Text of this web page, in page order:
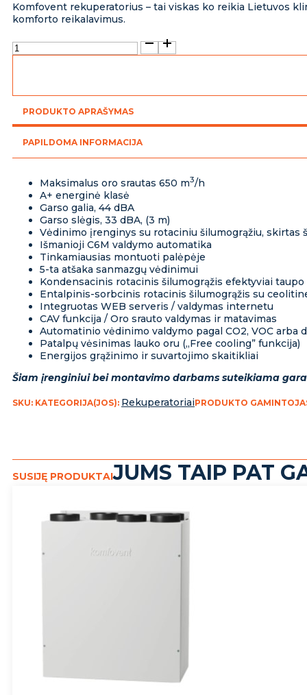
Komfovent rekuperatorius – tai viskas ko reikia Lietuvos
komforto reikalavimus.
produkto
kiekis:
C6M
PRODUKTO APRAŠYMAS
PAPILDOMA INFORMACIJA
Maksimalus oro srautas 650 m3/h
A+ energinė klasė
Garso galia, 44 dBA
Garso slėgis, 33 dBA, (3 m)
Vėdinimo įrenginys su rotaciniu šilumogrąžiu, skirtas
Išmanioji C6M valdymo automatika
Tinkamiausias montuoti palėpėje
5-ta atšaka sanmazgų vėdinimui
Kondensacinis rotacinis šilumogrąžis efektyviai
Entalpinis-sorbcinis rotacinis šilumogrąžis su
Integruotas WEB serveris / valdymas internetu
CAV funkcija / Oro srauto valdymas ir matavimas
Automatinio vėdinimo valdymo pagal CO2, VOC arba
Patalpų vėsinimas lauko oru („Free cooling” funkcija)
Energijos grąžinimo ir suvartojimo skaitikliai
Šiam įrenginiui bei montavimo darbams suteikiama
SKU: KATEGORIJA(JOS): RekuperatoriaiPRODUKTO
SUSIJĘ PRODUKTAIJUMS TAIP PAT